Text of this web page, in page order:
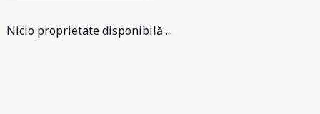
Nicio proprietate disponibilă ...